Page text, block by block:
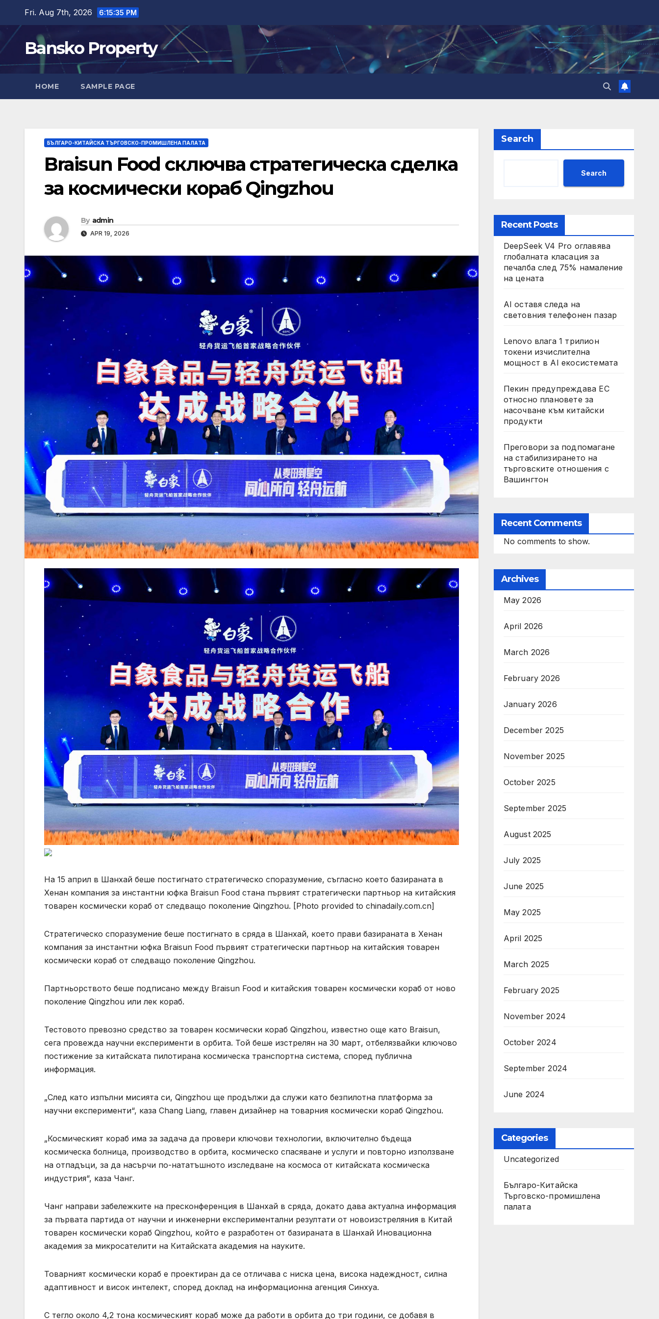
content
Fri. Aug 7th, 2026 6:15:36 PM
Bansko Property
HOME SAMPLE PAGE
БЪЛГАРО-КИТАЙСКА ТЪРГОВСКО-ПРОМИШЛЕНА ПАЛAТА
Braisun Food сключва стратегическа сделка
за космически кораб Qingzhou
By admin
APR 19, 2026
На 15 април в Шанхай беше постигнато стратегическо споразумение, съгласно което базираната в
Хенан компания за инстантни юфка Braisun Food стана първият стратегически партньор на китайския
товарен космически кораб от следващо поколение Qingzhou. [Photo provided to chinadaily.com.cn]
Стратегическо споразумение беше постигнато в сряда в Шанхай, което прави базираната в Хенан
компания за инстантни юфка Braisun Food първият стратегически партньор на китайския товарен
космически кораб от следващо поколение Qingzhou.
Партньорството беше подписано между Braisun Food и китайския товарен космически кораб от ново
поколение Qingzhou или лек кораб.
Тестовото превозно средство за товарен космически кораб Qingzhou, известно още като Braisun,
сега провежда научни експерименти в орбита. Той беше изстрелян на 30 март, отбелязвайки ключово
постижение за китайската пилотирана космическа транспортна система, според публична
информация.
„След като изпълни мисията си, Qingzhou ще продължи да служи като безпилотна платформа за
научни експерименти“, каза Chang Liang, главен дизайнер на товарния космически кораб Qingzhou.
„Космическият кораб има за задача да провери ключови технологии, включително бъдеща
космическа болница, производство в орбита, космическо спасяване и услуги и повторно използване
на отпадъци, за да насърчи по-нататъшното изследване на космоса от китайската космическа
индустрия“, каза Чанг.
Чанг направи забележките на пресконференция в Шанхай в сряда, докато дава актуална информация
за първата партида от научни и инженерни експериментални резултати от новоизстреляния в Китай
товарен космически кораб Qingzhou, който е разработен от базираната в Шанхай Иновационна
академия за микросателити на Китайската академия на науките.
Товарният космически кораб е проектиран да се отличава с ниска цена, висока надеждност, силна
адаптивност и висок интелект, според доклад на информационна агенция Синхуа.
С тегло около 4,2 тона космическият кораб може да работи в орбита до три години, се добавя в
Search
Search
Recent Posts
DeepSeek V4 Pro оглавява
глобалната класация за
печалба след 75% намаление
на цената
AI оставя следа на
световния телефонен пазар
Lenovo влага 1 трилион
токени изчислителна
мощност в AI екосистемата
Пекин предупреждава ЕС
относно плановете за
насочване към китайски
продукти
Преговори за подпомагане
на стабилизирането на
търговските отношения с
Вашингтон
Recent Comments
No comments to show.
Archives
May 2026
April 2026
March 2026
February 2026
January 2026
December 2025
November 2025
October 2025
September 2025
August 2025
July 2025
June 2025
May 2025
April 2025
March 2025
February 2025
November 2024
October 2024
September 2024
June 2024
Categories
Uncategorized
Българо-Китайска
Търговско-промишлена
палaта